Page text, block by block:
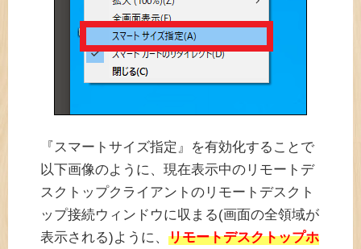
『スマートサイズ指定』を有効化することで
以下画像のように、現在表示中のリモートデ
スクトップクライアントのリモートデスクト
ップ接続ウィンドウに収まる(画面の全領域が
表示される)ように、 リモートデスクトップホ